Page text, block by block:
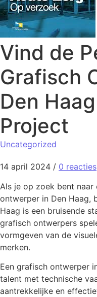
Vind de
Grafisch
Den
Project
Uncategorized
14 april 2024 / 0 reacties
Als je op zoek bent
ontwerper in Den Haag,
Haag is een bruisende
grafisch ontwerpers
vormgeven van de
merken.
Een grafisch ontwerper
talent met technische
aantrekkelijke en